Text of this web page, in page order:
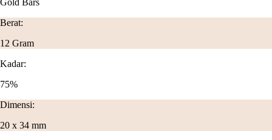
Berat:
12 Gram
Kadar:
75%
Dimensi:
20 x 34 mm